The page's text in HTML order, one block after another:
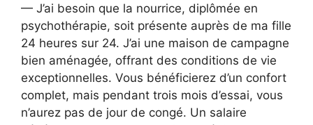
— J’ai besoin que la nourrice, diplômée en
psychothérapie, soit présente auprès de ma fille
24 heures sur 24. J’ai une maison de campagne
bien aménagée, offrant des conditions de vie
exceptionnelles. Vous bénéficierez d’un confort
complet, mais pendant trois mois d’essai, vous
n’aurez pas de jour de congé. Un salaire